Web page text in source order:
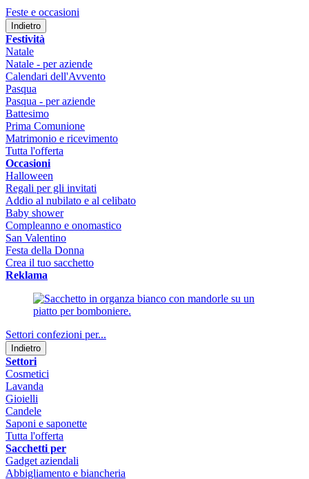
Feste e occasioni
Indietro
Festività
Natale
Natale - per aziende
Calendari dell'Avvento
Pasqua
Pasqua - per aziende
Battesimo
Prima Comunione
Matrimonio e ricevimento
Tutta l'offerta
Occasioni
Halloween
Regali per gli invitati
Addio al nubilato e al celibato
Baby shower
Compleanno e onomastico
San Valentino
Festa della Donna
Crea il tuo sacchetto
Reklama
Settori confezioni per...
Indietro
Settori
Cosmetici
Lavanda
Gioielli
Candele
Saponi e saponette
Tutta l'offerta
Sacchetti per
Gadget aziendali
Abbigliamento e biancheria